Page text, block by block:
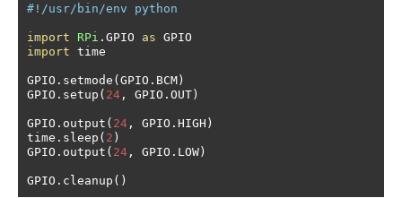
#!/usr/bin/env python
import RPi . GPIO as
import time
GPIO . setmode ( GPIO . BCM )
GPIO . setup ( 24 , GPIO . OUT )
GPIO . output ( 24 , GPIO . HIGH )
time . sleep ( 2 )
GPIO . output ( 24 , GPIO . LOW )
GPIO . cleanup ()